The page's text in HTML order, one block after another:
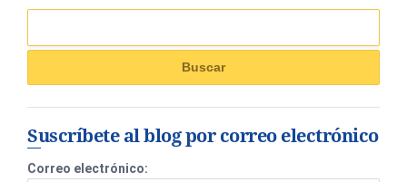
Suscríbete al blog por correo electrónico
Correo electrónico: